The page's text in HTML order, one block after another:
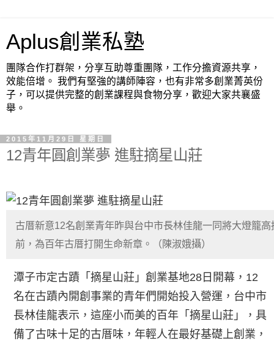
Aplus創業私塾
團隊合作打群架，分享互助尊重團隊，工作分擔資源共享，
效能倍增。 我們有堅強的講師陣容，也有非常多創業菁英份
子，可以提供完整的創業課程與食物分享，歡迎大家共襄盛
舉。
2015年11月29日 星期日
12青年圓創業夢 進駐摘星山莊
古厝新意12名創業青年昨與台中市長林佳龍一同將大燈籠
前，為百年古厝打開生命新章。（陳淑娥攝）
潭子市定古蹟「摘星山莊」創業基地28日開幕，12
名在古蹟內開創事業的青年們開始投入營運，台中市
長林佳龍表示，這座小而美的百年「摘星山莊」，具
備了古味十足的古厝味，年輕人在最好基礎上創業，